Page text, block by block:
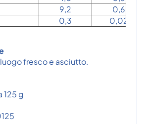
9,2
0,6
0,3 0,02
fresco e asciutto.
125 g